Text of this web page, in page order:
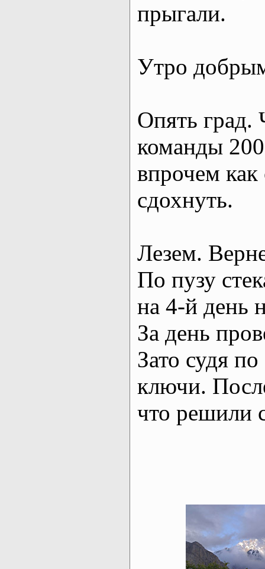
прыгали.
Утро
Опять град.
команды
впрочем
сдохнуть.
Лезем.
По пузу
на 4-й день
За день
Зато судя
ключи.
что решили